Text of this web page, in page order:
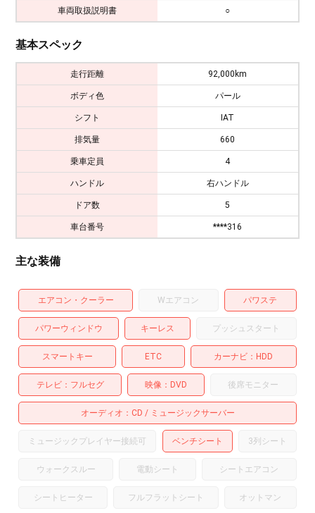
車両取扱説明書 ○
基本スペック
走行距離 92,000km
ボディ色 パール
シフト IAT
排気量 660
乗車定員 4
ハンドル 右ハンドル
ドア数 5
車台番号 ****316
主な装備
エアコン・クーラー Wエアコン パワステ
パワーウィンドウ キーレス プッシュスタート
スマートキー ETC カーナビ HDD
テレビ フルセグ 映像 DVD 後席モニター
オーディオ CD ミュージックサーバー
ミュージックプレイヤー接続可 ベンチシート 3列シート
ウォークスルー 電動シート シートエアコン
シートヒーター フルフラットシート オットマン